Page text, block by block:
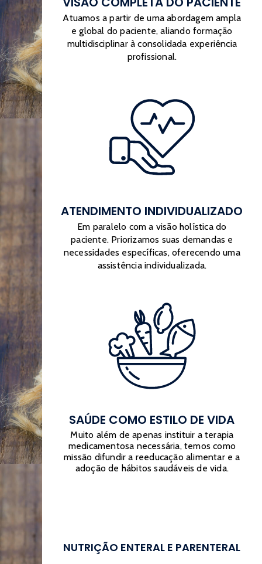
Atuamos a partir de uma abordagem ampla
e global do paciente, aliando formação
multidisciplinar à consolidada experiência
profissional.
ATENDIMENTO INDIVIDUALIZADO
Em paralelo com a visão holística do
paciente. Priorizamos suas demandas e
necessidades específicas, oferecendo uma
assistência individualizada.
SAÚDE COMO ESTILO DE VIDA
Muito além de apenas instituir a terapia
medicamentosa necessária, temos como
missão difundir a reeducação alimentar e a
adoção de hábitos saudáveis de vida.
NUTRIÇÃO ENTERAL E PARENTERAL